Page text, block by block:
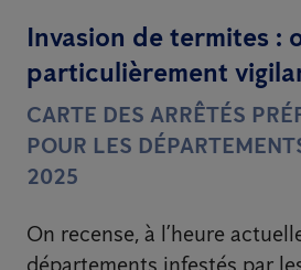
Invasion de termites :
particulièrement
CARTE DES ARRÊTÉS
POUR LES
2025
On recense, à l’heure
départements infestés par